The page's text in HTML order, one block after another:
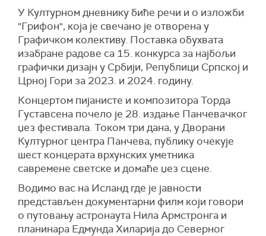
У Културном дневнику биће речи и о изложби
"Грифон", која је свечано је отворена у
Графичком колективу. Поставка обухвата
изабране радове са 15. конкурса за најбољи
графички дизајн у Србији, Републици Српској и
Црној Гори за 2023. и 2024. годину.
Концертом пијанисте и композитора Торда
Густавсена почело је 28. издање Панчевачког
џез фестивала. Током три дана, у Дворани
Културног центра Панчева, публику очекује
шест концерата врхунских уметника
савремене светске и домаће џез сцене.
Водимо вас на Исланд где је јавности
представљен документарни филм који говори
о путовању астронаута Нила Армстронга и
планинара Едмунда Хиларија до Северног